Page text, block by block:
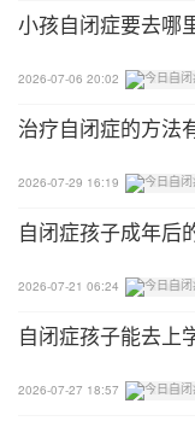
小孩自闭症要去哪
2026-07-06 20:02
治疗自闭症的方法
2026-07-29 16:19
自闭症孩子成年后
2026-07-21 06:24
自闭症孩子能去上
2026-07-27 18:57